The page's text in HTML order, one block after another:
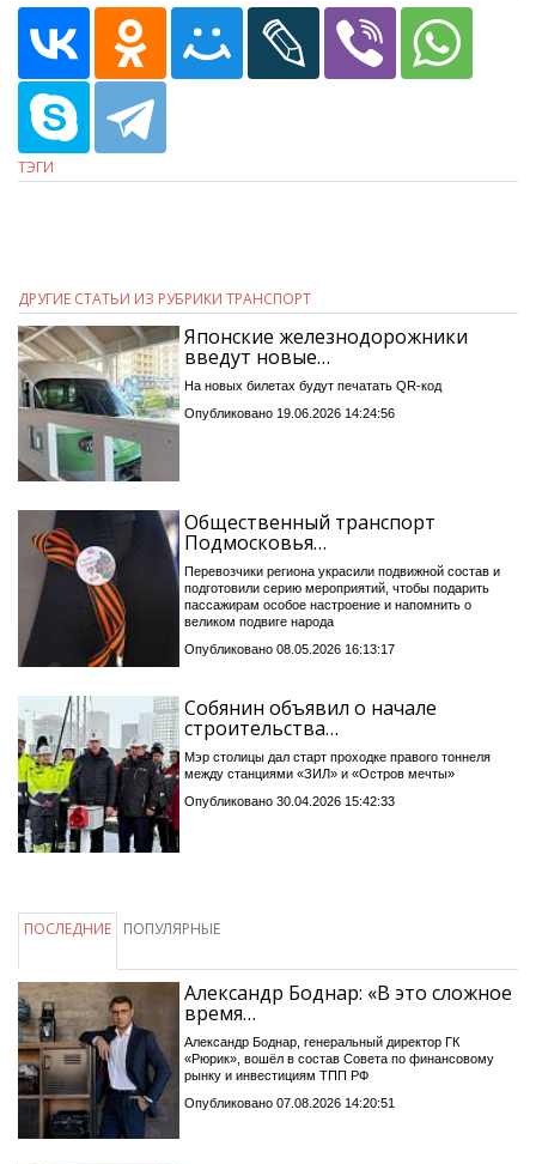
ТЭГИ
ДРУГИЕ СТАТЬИ ИЗ РУБРИКИ ТРАНСПОРТ
Японские железнодорожники
введут новые…
На новых билетах будут печатать QR-код
Опубликовано 19.06.2026 14:24:56
Общественный транспорт
Подмосковья…
Перевозчики региона украсили подвижной состав и
подготовили серию мероприятий, чтобы подарить
пассажирам особое настроение и напомнить о
великом подвиге народа
Опубликовано 08.05.2026 16:13:17
Собянин объявил о начале
строительства…
Мэр столицы дал старт проходке правого тоннеля
между станциями «ЗИЛ» и «Остров мечты»
Опубликовано 30.04.2026 15:42:33
ПОСЛЕДНИЕ ПОПУЛЯРНЫЕ
Александр Боднар: «В это сложное
время…
Александр Боднар, генеральный директор ГК
«Рюрик», вошёл в состав Совета по финансовому
рынку и инвестициям ТПП РФ
Опубликовано 07.08.2026 14:20:51